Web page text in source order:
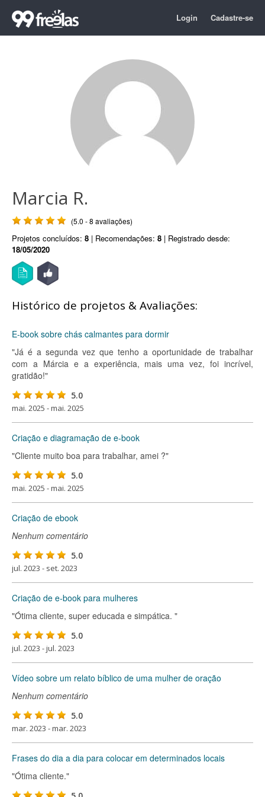
Login Cadastre-se
Marcia R.
(5.0 - 8 avaliações)
Projetos concluídos: 8 | Recomendações: 8 | Registrado desde:
18/05/2020
Histórico de projetos & Avaliações:
E-book sobre chás calmantes para dormir
"Já é a segunda vez que tenho a oportunidade de trabalhar
com a Márcia e a experiência, mais uma vez, foi incrível,
gratidão!"
5.0
mai. 2025 - mai. 2025
Criação e diagramação de e-book
"Cliente muito boa para trabalhar, amei ?"
5.0
mai. 2025 - mai. 2025
Criação de ebook
Nenhum comentário
5.0
jul. 2023 - set. 2023
Criação de e-book para mulheres
"Ótima cliente, super educada e simpática. "
5.0
jul. 2023 - jul. 2023
Vídeo sobre um relato bíblico de uma mulher de oração
Nenhum comentário
5.0
mar. 2023 - mar. 2023
Frases do dia a dia para colocar em determinados locais
"Ótima cliente."